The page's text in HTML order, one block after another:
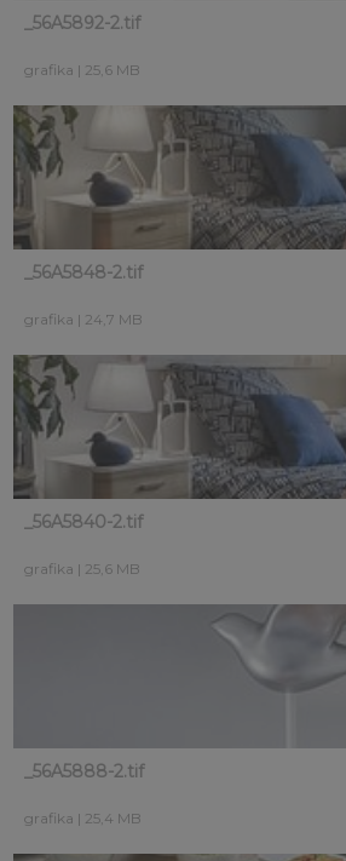
_56A5892-2.tif
grafika | 25,6 MB
_56A5848-2.tif
grafika | 24,7 MB
_56A5840-2.tif
grafika | 25,6 MB
_56A5888-2.tif
grafika | 25,4 MB